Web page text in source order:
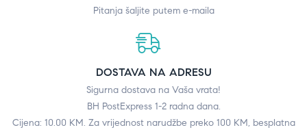
Pitanja šaljite putem e-maila
DOSTAVA NA ADRESU
Sigurna dostava na Vaša vrata!
BH PostExpress 1-2 radna dana.
Cijena: 10.00 KM. Za vrijednost narudžbe preko 100 KM, besplatna